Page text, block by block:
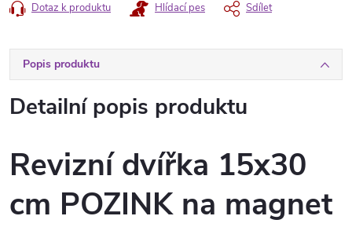
Dotaz k produktu Hlídací pes Sdílet
Popis produktu
Detailní popis produktu
Revizní dvířka 15x30
cm POZINK na magnet